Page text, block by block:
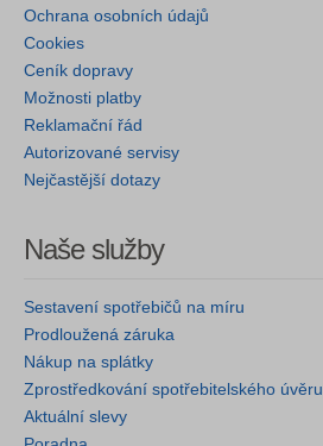
Ochrana osobních údajů
Cookies
Ceník dopravy
Možnosti platby
Reklamační řád
Autorizované servisy
Nejčastější dotazy
Naše služby
Sestavení spotřebičů na míru
Prodloužená záruka
Nákup na splátky
Zprostředkování spotřebitelského úvěru
Aktuální slevy